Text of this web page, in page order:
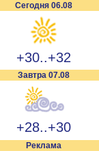
Сегодня 06.08
+30..+32
Завтра 07.08
+28..+30
Реклама